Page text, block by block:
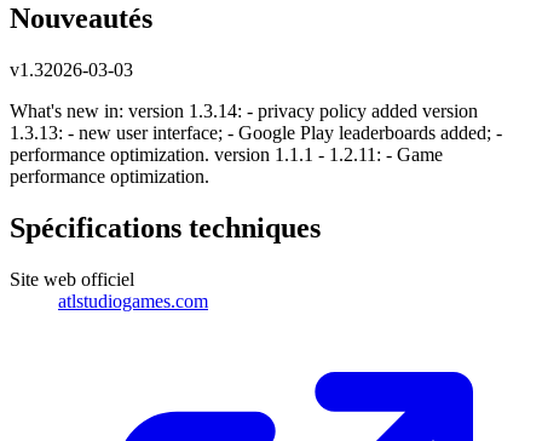
Nouveautés
v1.32026-03-03
What's new in: version 1.3.14: - privacy policy added version
1.3.13: - new user interface; - Google Play leaderboards added; -
performance optimization. version 1.1.1 - 1.2.11: - Game
performance optimization.
Spécifications techniques
Site web officiel
atlstudiogames.com